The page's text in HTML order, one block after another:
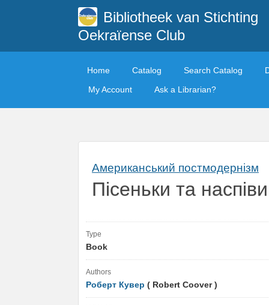
Bibliotheek van Stichting
Oekraïense Club
Home Catalog Search Catalog
My Account
Ask a Librarian?
Американський постмодернізм
Пісеньки та
Type
Book
Authors
Роберт Кувер ( Robert Coover )